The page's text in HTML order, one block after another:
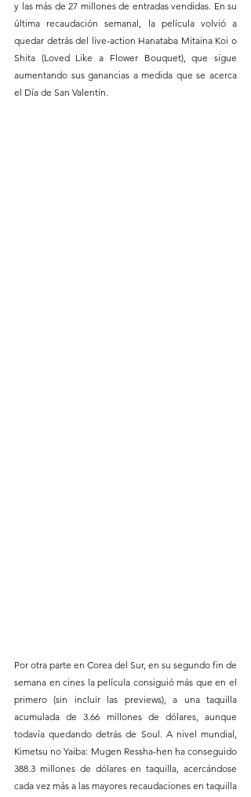
y las más de 27 millones de entradas vendidas. En su
última recaudación semanal, la película volvió a
quedar detrás del live-action Hanataba Mitaina Koi o
Shita (Loved Like a Flower Bouquet), que sigue
aumentando sus ganancias a medida que se acerca
el Día de San Valentín.
Por otra parte en Corea del Sur, en su segundo fin de
semana en cines la película consiguió más que en el
primero (sin incluir las previews), a una taquilla
acumulada de 3.66 millones de dólares, aunque
todavía quedando detrás de Soul. A nivel mundial,
Kimetsu no Yaiba: Mugen Ressha-hen ha conseguido
388.3 millones de dólares en taquilla, acercándose
cada vez más a las mayores recaudaciones en taquilla